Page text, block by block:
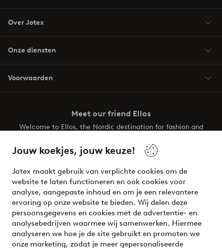
Jouw koekjes, jouw keuze!
Jotex maakt gebruik van verplichte cookies om de
website te laten functioneren en ook cookies voor
analyse, aangepaste inhoud en om je een relevantere
ervaring op onze website te bieden. Wij delen deze
persoonsgegevens en cookies met de advertentie- en
analysebedrijven waarmee wij samenwerken. Hiermee
analyseren we hoe je de site gebruikt en promoten we
onze marketing, zodat je meer gepersonaliseerde
Over Jotex
Onze diensten
Voorwaarden
Meet our friend Ellos
Welcome to Ellos, the Nordic destination for fashion and
your wardrobe. Your next inspiring look is here!
Veilig betalen - Nu betalen of opsplitsen
Wil je meer weten over onze betaalopties?